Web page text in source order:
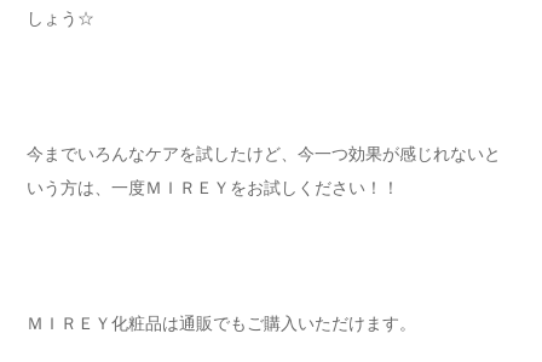
しょう☆
今までいろんなケアを試したけど、今一つ効果が感じれないと
いう方は、一度ＭＩＲＥＹをお試しください！！
ＭＩＲＥＹ化粧品は通販でもご購入いただけます。